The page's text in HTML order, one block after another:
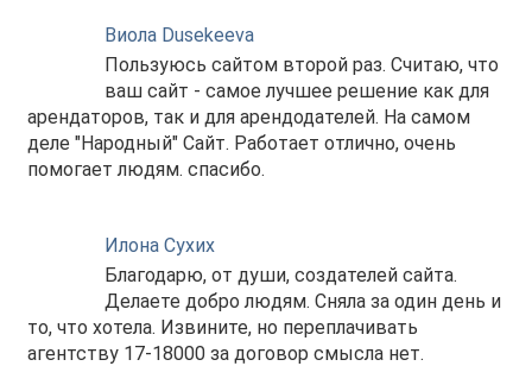
Виола Dusekeeva
Пользуюсь сайтом второй раз. Считаю, что
ваш сайт - самое лучшее решение как для
арендаторов, так и для арендодателей. На самом
деле "Народный" Сайт. Работает отлично, очень
помогает людям. спасибо.
Илона Сухих
Благодарю, от души, создателей сайта.
Делаете добро людям. Сняла за один день и
то, что хотела. Извините, но переплачивать
агентству 17-18000 за договор смысла нет.